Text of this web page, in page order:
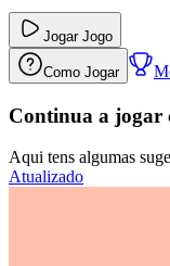
Jogar Jogo
Como Jogar
Continua a jogar
Aqui tens algumas
Atualizado